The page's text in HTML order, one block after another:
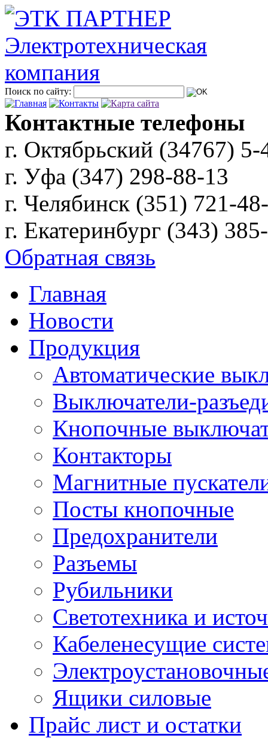
Поиск по сайту:
Контактные телефоны
г. Октябрьский (34767) 5-
г. Уфа (347) 298-88-13
г. Челябинск (351) 721-
г. Екатеринбург (343)
Обратная связь
Главная
Новости
Продукция
Автоматические
Выключатели-
Кнопочные
Контакторы
Магнитные
Посты кнопочные
Предохранители
Разъемы
Рубильники
Светотехника и
Кабеленесущие
Ящики силовые
Прайс лист и остатки